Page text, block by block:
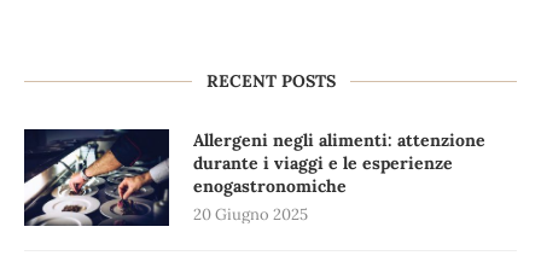
RECENT POSTS
Allergeni negli alimenti: attenzione
durante i viaggi e le esperienze
enogastronomiche
20 Giugno 2025